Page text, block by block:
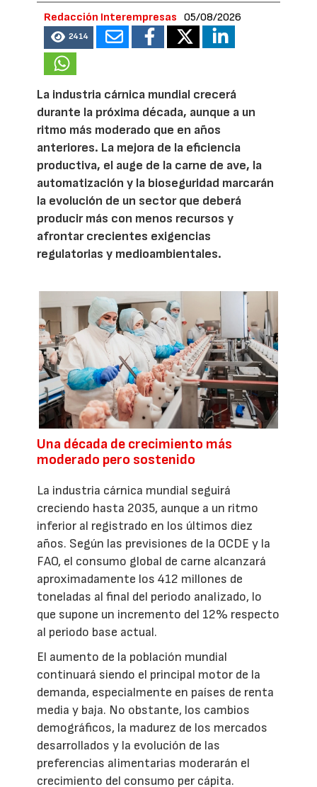
Redacción Interempresas 05/08/2026
2414
La industria cárnica mundial crecerá
durante la próxima década, aunque a un
ritmo más moderado que en años
anteriores. La mejora de la eficiencia
productiva, el auge de la carne de ave, la
automatización y la bioseguridad marcarán
la evolución de un sector que deberá
producir más con menos recursos y
afrontar crecientes exigencias
regulatorias y medioambientales.
Una década de crecimiento más
moderado pero sostenido
La industria cárnica mundial seguirá
creciendo hasta 2035, aunque a un ritmo
inferior al registrado en los últimos diez
años. Según las previsiones de la OCDE y la
FAO, el consumo global de carne alcanzará
aproximadamente los 412 millones de
toneladas al final del periodo analizado, lo
que supone un incremento del 12% respecto
al periodo base actual.
El aumento de la población mundial
continuará siendo el principal motor de la
demanda, especialmente en países de renta
media y baja. No obstante, los cambios
demográficos, la madurez de los mercados
desarrollados y la evolución de las
preferencias alimentarias moderarán el
crecimiento del consumo per cápita.